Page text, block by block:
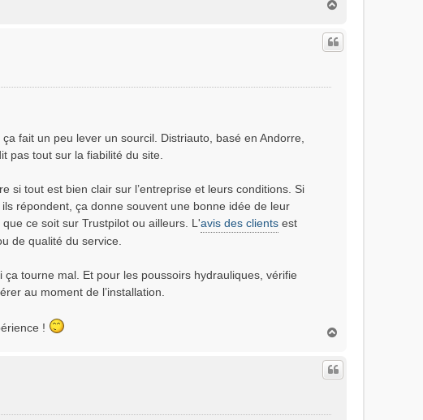
u
fait un peu lever un sourcil. Distriauto, basé en Andorre,
pas tout sur la fiabilité du site.
si tout est bien clair sur l’entreprise et leurs conditions. Si
répondent, ça donne souvent une bonne idée de leur
ce soit sur Trustpilot ou ailleurs. L'avis des clients est
de qualité du service.
tourne mal. Et pour les poussoirs hydrauliques, vérifie
au moment de l’installation.
!
u